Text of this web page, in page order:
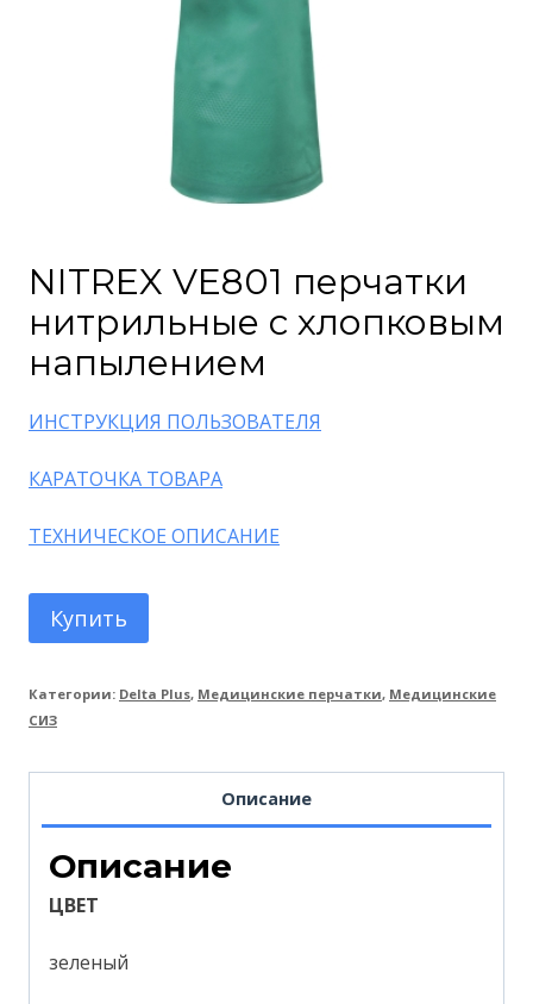
NITREX VE801 перчатки
нитрильные с хлопковым
напылением
ИНСТРУКЦИЯ ПОЛЬЗОВАТЕЛЯ
КАРАТОЧКА ТОВАРА
ТЕХНИЧЕСКОЕ ОПИСАНИЕ
Купить
Категории: Delta Plus, Медицинские перчатки, Медицинские
СИЗ
Описание
Описание
ЦВЕТ
зеленый